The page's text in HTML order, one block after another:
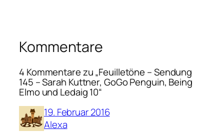
Kommentare
4 Kommentare zu „Feuilletöne – Sendung
145 – Sarah Kuttner, GoGo Penguin, Being
Elmo und Ledaig 10“
19. Februar 2016
Alexa